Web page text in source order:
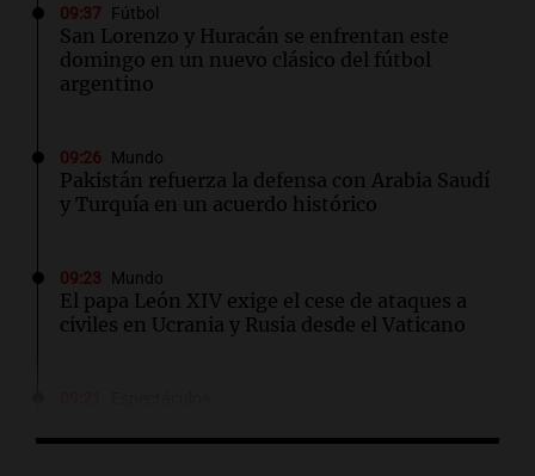
09:37 Fútbol
San Lorenzo y Huracán se enfrentan este
domingo en un nuevo clásico del fútbol
argentino
09:26 Mundo
Pakistán refuerza la defensa con Arabia Saudí
y Turquía en un acuerdo histórico
09:23 Mundo
El papa León XIV exige el cese de ataques a
civiles en Ucrania y Rusia desde el Vaticano
su obra sobre 50 años en el teatro argentino